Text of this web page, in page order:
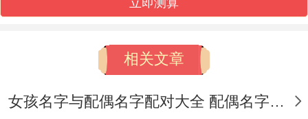
名字笔画还有八字喜用的适配,总格需匹配八
字五行！八字喜“火”者，总格宜位带火属性
的笔画数（如9、10画）,以增强婚姻运势。
例子认识：名字怎样做关系到婚姻轨迹~成
相关文章
女孩名字与配偶名字配对大全 配偶名字配对女孩版